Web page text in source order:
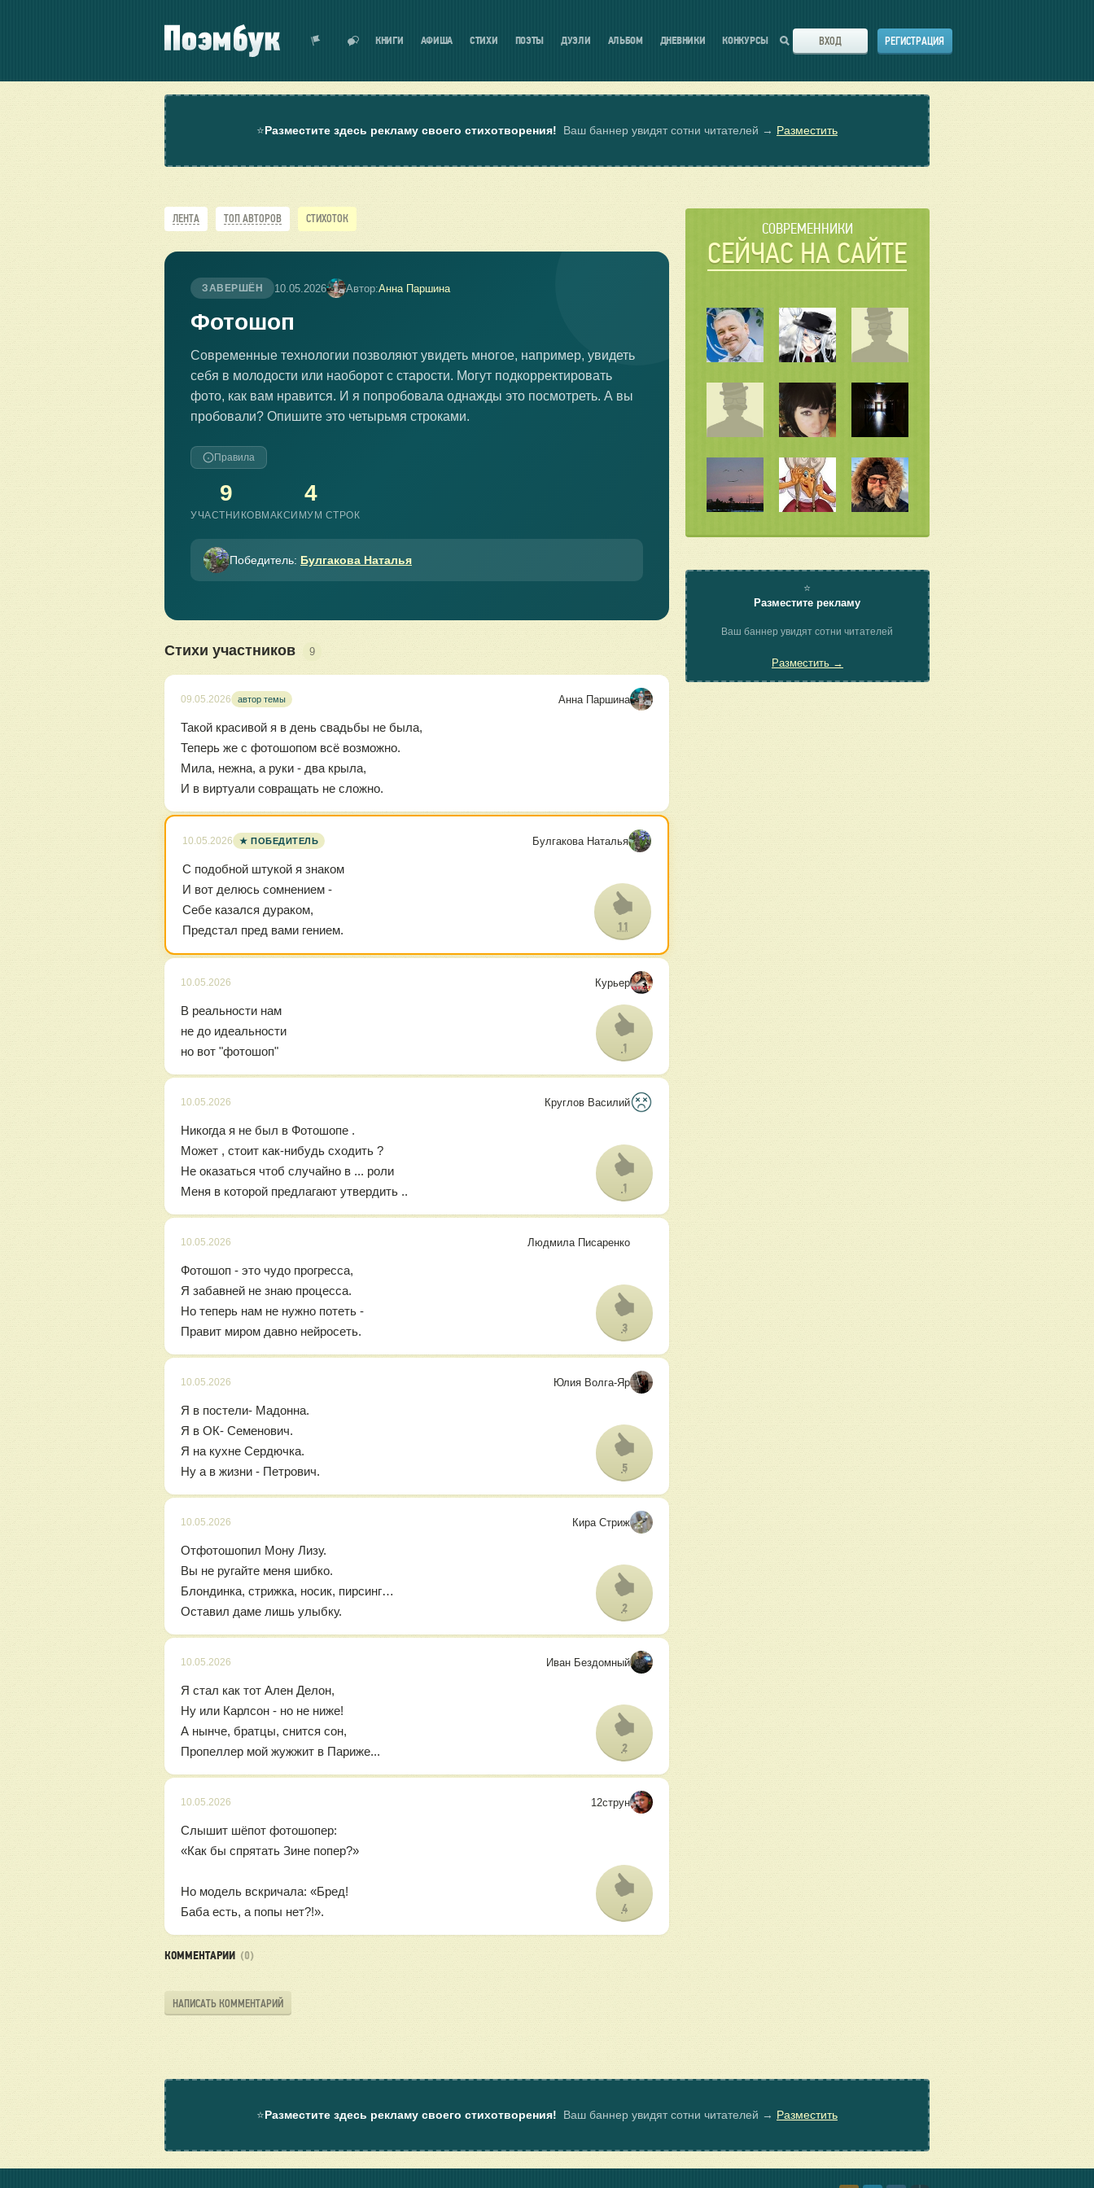
КНИГИ АФИША СТИХИ ПОЭТЫ ДУЭЛИ АЛЬБОМ ДНЕВНИКИ КОНКУРСЫ ВХОД РЕГИСТРАЦИЯ
⭐Разместите здесь рекламу своего стихотворения! Ваш баннер увидят сотни читателей → Разместить
ЛЕНТА ТОП АВТОРОВ СТИХОТОК
ЗАВЕРШЁН 10.05.2026 Автор:Анна Паршина
Фотошоп
Современные технологии позволяют увидеть многое, например, увидеть
себя в молодости или наоборот с старости. Могут подкорректировать
фото, как вам нравится. И я попробовала однажды это посмотреть. А вы
пробовали? Опишите это четырьмя строками.
Правила
9
УЧАСТНИКОВ
4
МАКСИМУМ СТРОК
Победитель: Булгакова Наталья
Стихи участников 9
09.05.2026 автор темы Анна Паршина
Такой красивой я в день свадьбы не была,
Теперь же с фотошопом всё возможно.
Мила, нежна, а руки - два крыла,
И в виртуали совращать не сложно.
10.05.2026 ★ ПОБЕДИТЕЛЬ Булгакова Наталья
С подобной штукой я знаком
И вот делюсь сомнением -
Себе казался дураком,
Предстал пред вами гением.
11
10.05.2026 Курьер
В реальности нам
не до идеальности
но вот "фотошоп"
1
10.05.2026 Круглов Василий
Никогда я не был в Фотошопе .
Может , стоит как-нибудь сходить ?
Не оказаться чтоб случайно в ... роли
Меня в которой предлагают утвердить ..
1
10.05.2026 Людмила Писаренко
Фотошоп - это чудо прогресса,
Я забавней не знаю процесса.
Но теперь нам не нужно потеть -
Правит миром давно нейросеть.
3
10.05.2026 Юлия Волга-Яр
Я в постели- Мадонна.
Я в ОК- Семенович.
Я на кухне Сердючка.
Ну а в жизни - Петрович.
5
10.05.2026 Кира Стриж
Отфотошопил Мону Лизу.
Вы не ругайте меня шибко.
Блондинка, стрижка, носик, пирсинг…
Оставил даме лишь улыбку.
2
10.05.2026 Иван Бездомный
Я стал как тот Ален Делон,
Ну или Карлсон - но не ниже!
А нынче, братцы, снится сон,
Пропеллер мой жужжит в Париже...
2
10.05.2026 12струн
Слышит шёпот фотошопер:
«Как бы спрятать Зине попер?»
Но модель вскричала: «Бред!
Баба есть, а попы нет?!».
4
КОММЕНТАРИИ (0)
НАПИСАТЬ КОММЕНТАРИЙ
СОВРЕМЕННИКИ
СЕЙЧАС НА САЙТЕ
⭐
Разместите рекламу
Ваш баннер увидят сотни читателей
Разместить →
⭐Разместите здесь рекламу своего стихотворения! Ваш баннер увидят сотни читателей → Разместить